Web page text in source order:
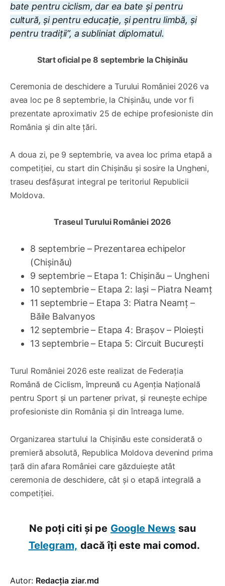
bate pentru ciclism, dar ea bate și pentru
cultură, și pentru educație, și pentru limbă, și
pentru tradiții”, a subliniat diplomatul.
Start oficial pe 8 septembrie la Chișinău
Ceremonia de deschidere a Turului României 2026 va
avea loc pe 8 septembrie, la Chișinău, unde vor fi
prezentate aproximativ 25 de echipe profesioniste din
România și din alte țări.
A doua zi, pe 9 septembrie, va avea loc prima etapă a
competiției, cu start din Chișinău și sosire la Ungheni,
traseu desfășurat integral pe teritoriul Republicii
Moldova.
Traseul Turului României 2026
8 septembrie – Prezentarea echipelor
(Chișinău)
9 septembrie – Etapa 1: Chișinău – Ungheni
10 septembrie – Etapa 2: Iași – Piatra Neamț
11 septembrie – Etapa 3: Piatra Neamț –
Băile Balvanyos
12 septembrie – Etapa 4: Brașov – Ploiești
13 septembrie – Etapa 5: Circuit București
Turul României 2026 este realizat de Federația
Română de Ciclism, împreună cu Agenția Națională
pentru Sport și un partener privat, și reunește echipe
profesioniste din România și din întreaga lume.
Organizarea startului la Chișinău este considerată o
premieră absolută, Republica Moldova devenind prima
țară din afara României care găzduiește atât
ceremonia de deschidere, cât și o etapă integrală a
competiției.
Ne poți citi și pe Google News sau
Telegram, dacă îți este mai comod.
Autor: Redacția ziar.md